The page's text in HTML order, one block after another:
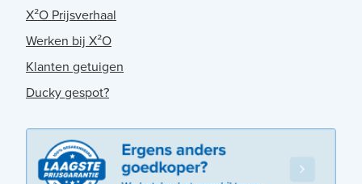
X²O Prijsverhaal
Werken bij X²O
Klanten getuigen
Ducky gespot?